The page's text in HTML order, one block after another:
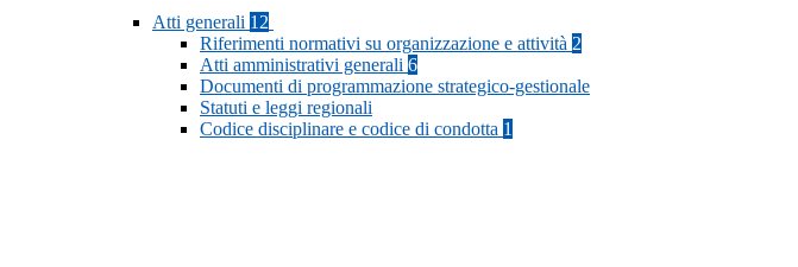
Atti generali 12
Riferimenti normativi su organizzazione e attività 2
Atti amministrativi generali 6
Documenti di programmazione strategico-gestionale
Statuti e leggi regionali
Codice disciplinare e codice di condotta 1